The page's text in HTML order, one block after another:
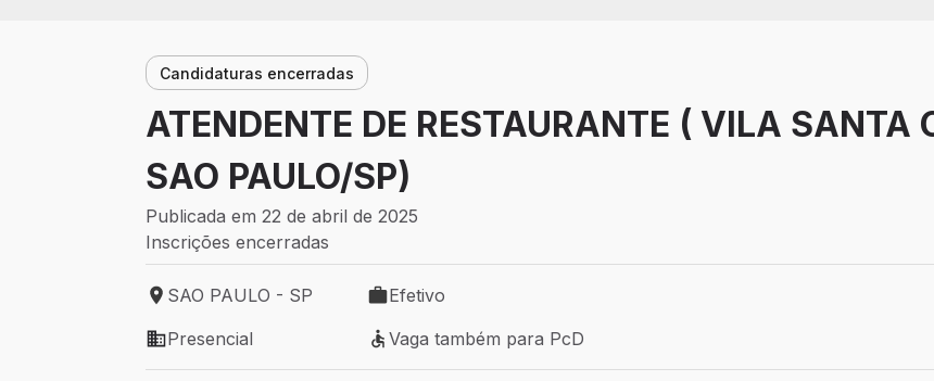
Candidaturas encerradas
ATENDENTE DE RESTAURANTE ( VILA SANTA
SAO PAULO/SP)
Publicada em 22 de abril de 2025
Inscrições encerradas
Local de trabalho: SAO PAULO - SP
SAO PAULO - SP
Tipo de vaga: Efetivo
Efetivo
Modelo de trabalho: Presencial
Presencial
Vaga também para PcD
Vaga também para PcD